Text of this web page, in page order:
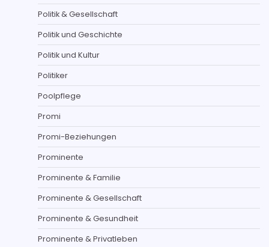
Politik & Gesellschaft
Politik und Geschichte
Politik und Kultur
Politiker
Poolpflege
Promi
Promi-Beziehungen
Prominente
Prominente & Familie
Prominente & Gesellschaft
Prominente & Gesundheit
Prominente & Privatleben